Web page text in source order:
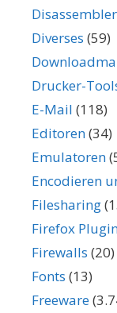
Disassembler
Diverses (59)
Drucker-
E-Mail (118)
Editoren(34)
Emulatoren
Encodieren
Filesharing
Firefox
Firewalls (20)
Fonts (13)
Freeware